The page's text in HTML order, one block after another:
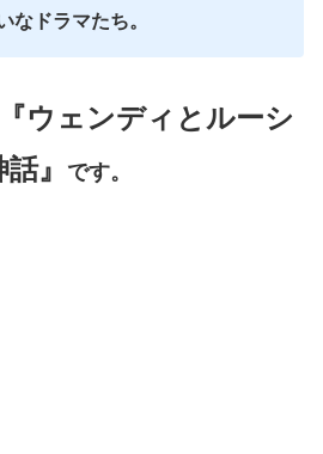
ドラマたち。
『ウェンディとルーシ
』
です。